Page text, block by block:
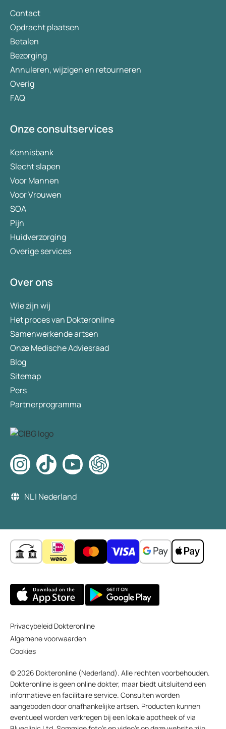
Contact
Opdracht plaatsen
Betalen
Bezorging
Annuleren, wijzigen en retourneren
Overig
FAQ
Onze consultservices
Kennisbank
Slecht slapen
Voor Mannen
Voor Vrouwen
SOA
Pijn
Huidverzorging
Overige services
Over ons
Wie zijn wij
Het proces van Dokteronline
Samenwerkende artsen
Onze Medische Adviesraad
Blog
Sitemap
Pers
Partnerprogramma
NL | Nederland
Privacybeleid Dokteronline
Algemene voorwaarden
Cookies
© 2026 Dokteronline (Nederland). Alle rechten voorbehouden.
Dokteronline is geen online dokter, maar biedt uitsluitend een
informatieve en facilitaire service. Consulten worden
aangeboden door onafhankelijke artsen. Producten kunnen
eventueel worden verkregen bij een lokale apotheek of via